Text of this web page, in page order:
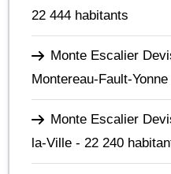
22 444 habitants
Monte Escalier
Montereau-Fault-Yonne
Monte Escalier
la-Ville - 22 240